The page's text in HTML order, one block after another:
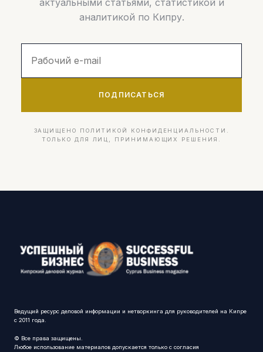
актуальными статьями, статистикой и
аналитикой по Кипру.
ПОДПИСАТЬСЯ
ЗАЩИЩЕНО ПОЛИТИКОЙ КОНФИДЕНЦИАЛЬНОСТИ.
ТОЛЬКО ДЛЯ ЛИЦ, ПРИНИМАЮЩИХ РЕШЕНИЯ.
Ведущий ресурс деловой информации и нетворкинга для руководителей на Кипре
с 2011 года.
© Все права защищены.
Любое использование материалов допускается только с согласия